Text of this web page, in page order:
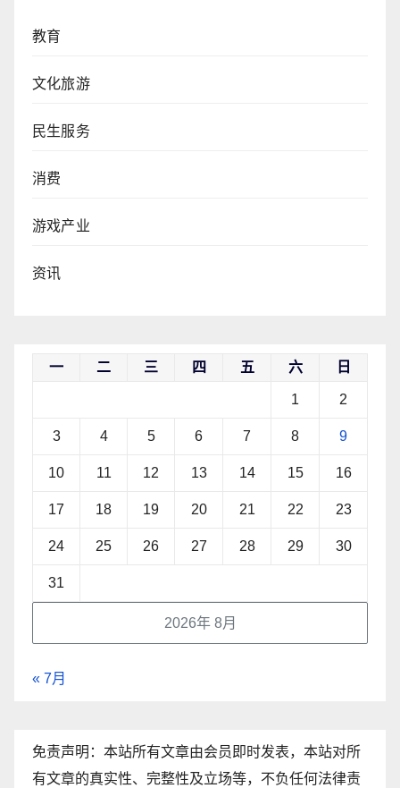
教育
文化旅游
民生服务
消费
游戏产业
资讯
2026年 8月
一 二 三 四 五 六 日
1 2
3 4 5 6 7 8 9
10 11 12 13 14 15 16
17 18 19 20 21 22 23
24 25 26 27 28 29 30
31
« 7月
免责声明：本站所有文章由会员即时发表，本站对所
有文章的真实性、完整性及立场等，不负任何法律责